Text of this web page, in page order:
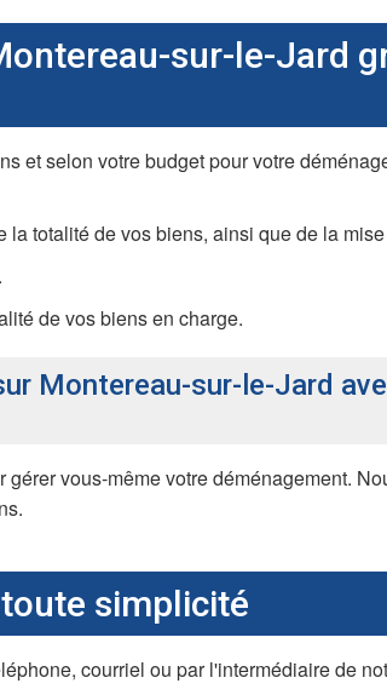
sur-le-Jard
et selon votre budget pour votre
totalité de vos biens, ainsi que de la
de vos biens en charge.
Montereau-sur-le-Jard
vous-même votre déménagement.
simplicité
courriel ou par l'intermédiaire de